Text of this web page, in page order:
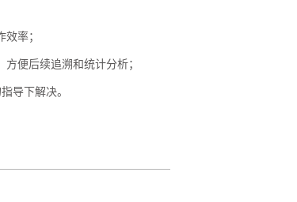
率；
便后续追溯和统计分析；
导下解决。